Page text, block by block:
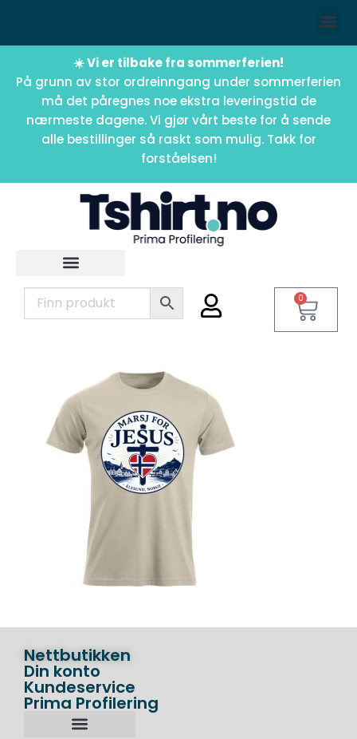
☀️ Vi er tilbake fra sommerferien!
På grunn av stor ordreinngang under sommerferien
må det påregnes noe ekstra leveringstid de
nærmeste dagene. Vi gjør vårt beste for å sende
alle bestillinger så raskt som mulig. Takk for
forståelsen!
0
Nettbutikken
Din konto
Kundeservice
Prima Profilering